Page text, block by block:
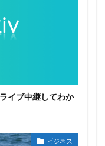
イブ中継してわか
ビジネス